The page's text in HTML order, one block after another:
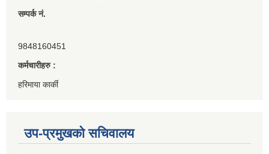
सम्पर्क नं.
9848160451
कर्मचारीहरु :
हरिमाया कार्की
उप-प्रमुखको सचिवालय